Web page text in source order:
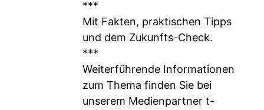
***
Mit Fakten, praktischen Tipps
und dem Zukunfts-Check.
***
Weiterführende Informationen
zum Thema finden Sie bei
unserem Medienpartner t-